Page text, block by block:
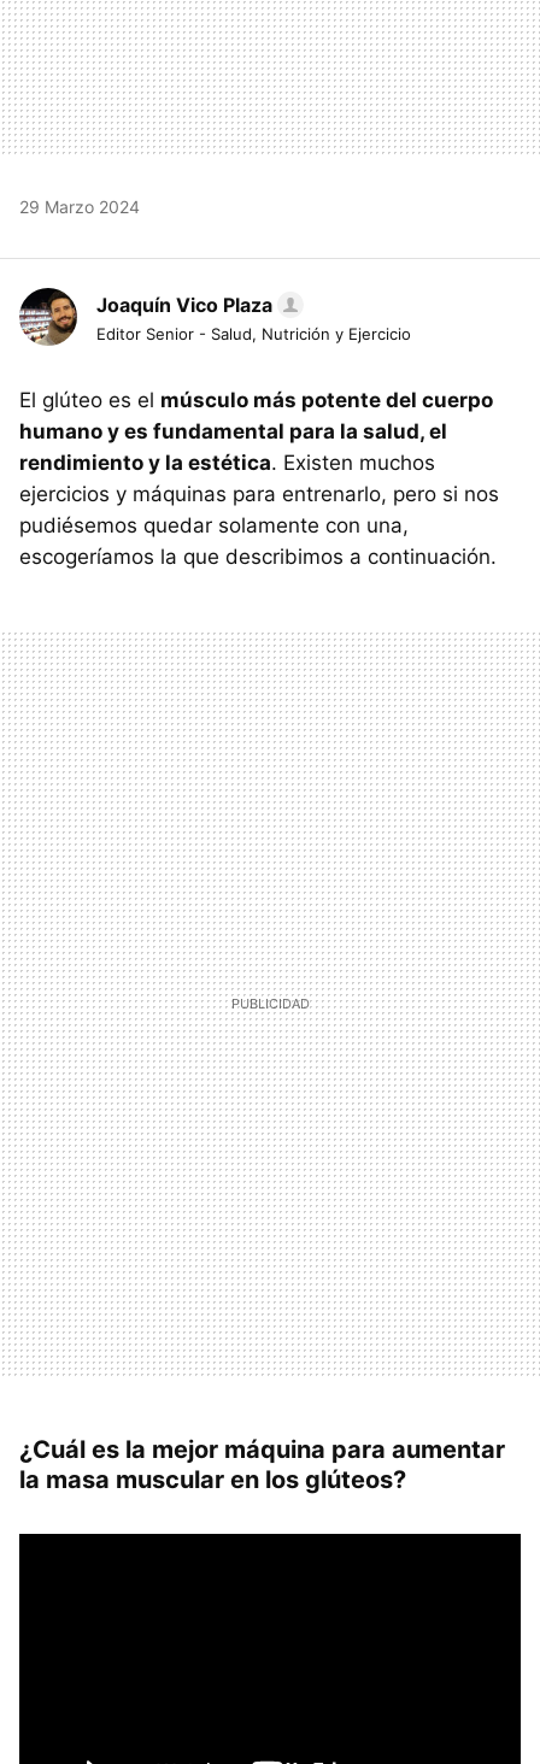
29 Marzo 2024
Joaquín Vico Plaza
Editor Senior - Salud, Nutrición y Ejercicio
El glúteo es el músculo más potente del cuerpo
humano y es fundamental para la salud, el
rendimiento y la estética. Existen muchos
ejercicios y máquinas para entrenarlo, pero si nos
pudiésemos quedar solamente con una,
escogeríamos la que describimos a continuación.
¿Cuál es la mejor máquina para aumentar
la masa muscular en los glúteos?